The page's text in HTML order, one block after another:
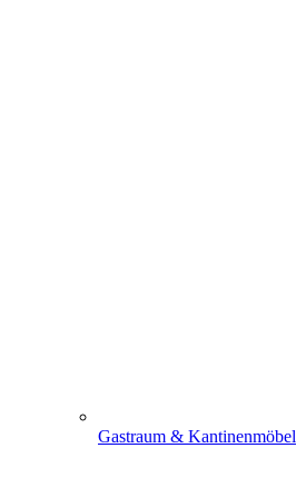
Gastraum & Kantinenmöbel